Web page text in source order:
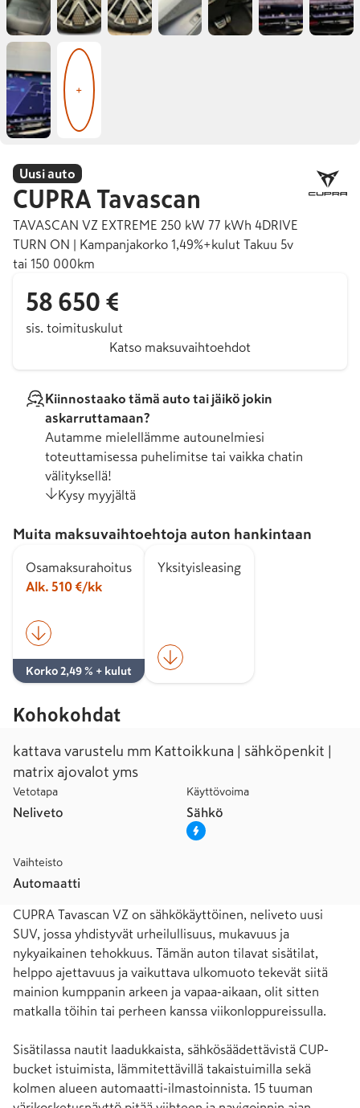
+
Uusi auto
CUPRA Tavascan
TAVASCAN VZ EXTREME 250 kW 77 kWh 4DRIVE
TURN ON | Kampanjakorko 1,49%+kulut Takuu 5v
tai 150 000km
58 650 €
sis. toimituskulut
Katso maksuvaihtoehdot
Kiinnostaako tämä auto tai jäikö jokin
askarruttamaan?
Autamme mielellämme autounelmiesi
toteuttamisessa puhelimitse tai vaikka chatin
välityksellä!
Kysy myyjältä
Muita maksuvaihtoehtoja auton hankintaan
Osamaksurahoitus
Alk. 510 €/kk
Korko 2,49 % + kulut
Yksityisleasing
Kohokohdat
kattava varustelu mm Kattoikkuna | sähköpenkit |
matrix ajovalot yms
Vetotapa
Neliveto
Käyttövoima
Sähkö
Vaihteisto
Automaatti
CUPRA Tavascan VZ on sähkökäyttöinen, neliveto uusi
SUV, jossa yhdistyvät urheilullisuus, mukavuus ja
nykyaikainen tehokkuus. Tämän auton tilavat sisätilat,
helppo ajettavuus ja vaikuttava ulkomuoto tekevät siitä
mainion kumppanin arkeen ja vapaa-aikaan, olit sitten
matkalla töihin tai perheen kanssa viikonloppureissulla.
Sisätilassa nautit laadukkaista, sähkösäädettävistä CUP-
bucket istuimista, lämmitettävillä takaistuimilla sekä
kolmen alueen automaatti-ilmastoinnista. 15 tuuman